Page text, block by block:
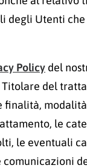
degli Utenti
Policy del
del
finalità,
le
le eventuali